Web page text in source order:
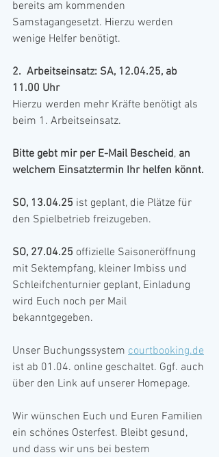
bereits am kommenden
Samstagangesetzt. Hierzu werden
wenige Helfer benötigt.
2.  Arbeitseinsatz: SA, 12.04.25, ab
11.00 Uhr
Hierzu werden mehr Kräfte benötigt als
beim 1. Arbeitseinsatz.
Bitte gebt mir per E-Mail Bescheid, an
welchem Einsatztermin Ihr helfen könnt.
SO, 13.04.25 ist geplant, die Plätze für
den Spielbetrieb freizugeben.
SO, 27.04.25 offizielle Saisoneröffnung
mit Sektempfang, kleiner Imbiss und
Schleifchenturnier geplant, Einladung
wird Euch noch per Mail
bekanntgegeben.
Unser Buchungssystem courtbooking.de
ist ab 01.04. online geschaltet. Ggf. auch
über den Link auf unserer Homepage.
Wir wünschen Euch und Euren Familien
ein schönes Osterfest. Bleibt gesund,
und dass wir uns bei bestem